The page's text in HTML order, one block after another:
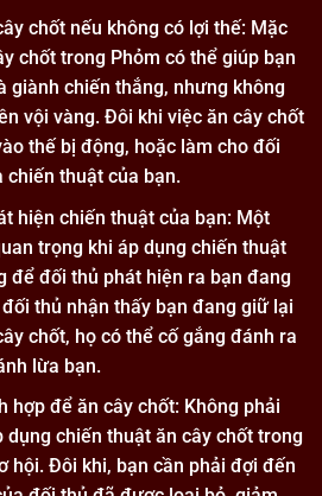
chốt nếu không có lợi thế: Mặc
chốt trong Phỏm có thể giúp bạn
giành chiến thắng, nhưng không
vội vàng. Đôi khi việc ăn cây chốt
thế bị động, hoặc làm cho đối
chiến thuật của bạn.
hiện chiến thuật của bạn: Một
trọng khi áp dụng chiến thuật
để đối thủ phát hiện ra bạn đang
đối thủ nhận thấy bạn đang giữ lại
chốt, họ có thể cố gắng đánh ra
lừa bạn.
hợp để ăn cây chốt: Không phải
dụng chiến thuật ăn cây chốt trong
hội. Đôi khi, bạn cần phải đợi đến